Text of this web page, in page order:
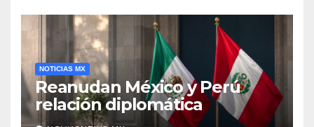
NOTICIAS MX
Reanudan México y Perú
relación diplomática